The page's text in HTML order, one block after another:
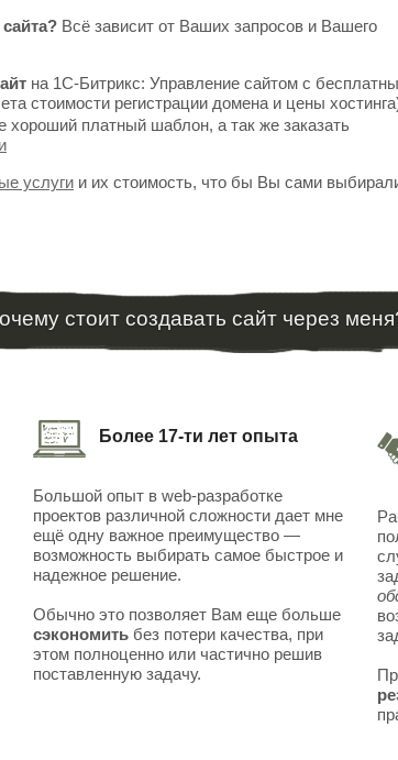
Всё зависит от Ваших запросов и Вашего
на 1С-Битрикс: Управление сайтом с
стоимости регистрации домена и цены
платный шаблон, а так же заказать
услуги и их стоимость, что бы Вы сами
стоит создавать сайт через
Более 17-ти лет опыта
Большой опыт в web-разработке
проектов различной сложности дает мне
ещё одну важное преимущество —
возможность выбирать самое быстрое и
надежное решение.
Обычно это позволяет Вам еще больше
сэкономитьбез потери качества, при
этом полноценно или частично решив
поставленную задачу.